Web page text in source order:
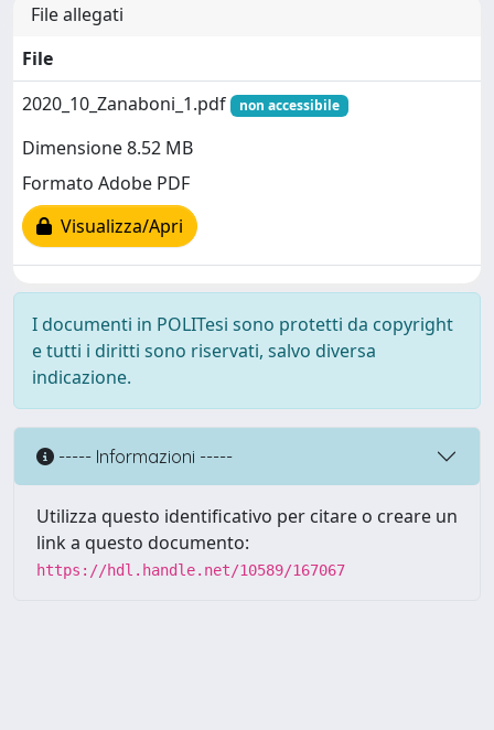
File allegati
File
2020_10_Zanaboni_1.pdf
non accessibile
Dimensione 8.52 MB
Formato Adobe PDF
Visualizza/Apri
I documenti in POLITesi sono protetti da copyright
e tutti i diritti sono riservati, salvo diversa
indicazione.
----- Informazioni -----
Utilizza questo identificativo per citare o creare un
link a questo documento:
https://hdl.handle.net/10589/167067